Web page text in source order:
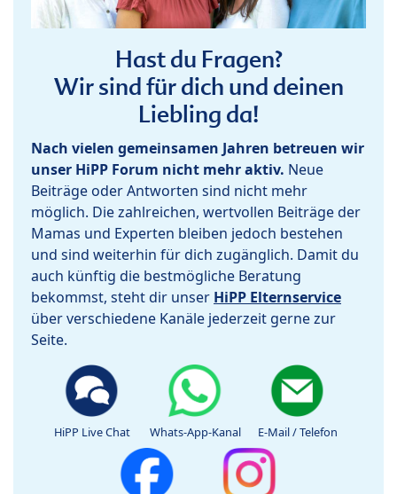
Hast du Fragen?
Wir sind für dich und deinen
Liebling da!
Nach vielen gemeinsamen Jahren betreuen wir
unser HiPP Forum nicht mehr aktiv. Neue
Beiträge oder Antworten sind nicht mehr
möglich. Die zahlreichen, wertvollen Beiträge der
Mamas und Experten bleiben jedoch bestehen
und sind weiterhin für dich zugänglich. Damit du
auch künftig die bestmögliche Beratung
bekommst, steht dir unser HiPP Elternservice
über verschiedene Kanäle jederzeit gerne zur
Seite.
HiPP Live Chat Whats-App-Kanal E-Mail / Telefon